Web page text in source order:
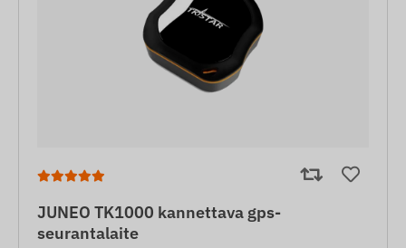
JUNEO TK1000 kannettava gps-
seurantalaite